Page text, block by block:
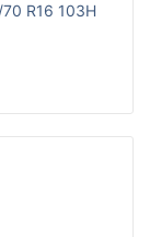
R16 103H